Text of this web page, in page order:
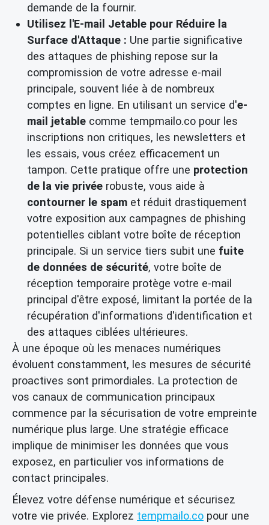
demande de la fournir.
Utilisez l'E-mail Jetable pour Réduire la
Surface d'Attaque : Une partie significative
des attaques de phishing repose sur la
compromission de votre adresse e-mail
principale, souvent liée à de nombreux
comptes en ligne. En utilisant un service d'e-
mail jetable comme tempmailo.co pour les
inscriptions non critiques, les newsletters et
les essais, vous créez efficacement un
tampon. Cette pratique offre une protection
de la vie privée robuste, vous aide à
contourner le spam et réduit drastiquement
votre exposition aux campagnes de phishing
potentielles ciblant votre boîte de réception
principale. Si un service tiers subit une fuite
de données de sécurité, votre boîte de
réception temporaire protège votre e-mail
principal d'être exposé, limitant la portée de la
récupération d'informations d'identification et
des attaques ciblées ultérieures.
À une époque où les menaces numériques
évoluent constamment, les mesures de sécurité
proactives sont primordiales. La protection de
vos canaux de communication principaux
commence par la sécurisation de votre empreinte
numérique plus large. Une stratégie efficace
implique de minimiser les données que vous
exposez, en particulier vos informations de
contact principales.
Élevez votre défense numérique et sécurisez
votre vie privée. Explorez tempmailo.co pour une